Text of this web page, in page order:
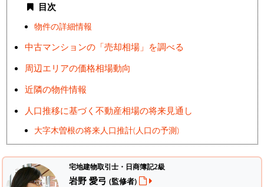
目次
物件の詳細情報
中古マンションの「売却相場」を調べる
周辺エリアの価格相場動向
近隣の物件情報
人口推移に基づく不動産相場の将来見通し
大字木曽根の将来人口推計(人口の予測)
宅地建物取引士・日商簿記2級
岩野 愛弓 (監修者)